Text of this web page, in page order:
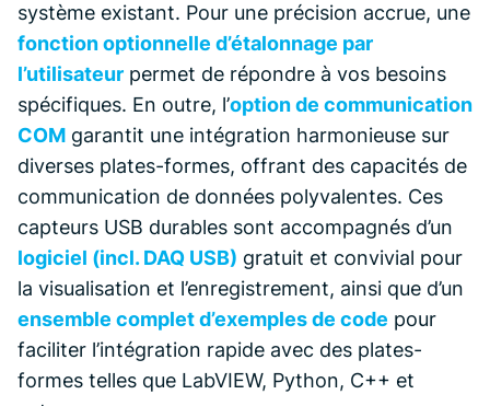
système existant. Pour une précision accrue, une
fonction optionnelle d’étalonnage par
l’utilisateur permet de répondre à vos besoins
spécifiques. En outre, l’option de communication
COM garantit une intégration harmonieuse sur
diverses plates-formes, offrant des capacités de
communication de données polyvalentes. Ces
capteurs USB durables sont accompagnés d’un
logiciel (incl. DAQ USB) gratuit et convivial pour
la visualisation et l’enregistrement, ainsi que d’un
ensemble complet d’exemples de code pour
faciliter l’intégration rapide avec des plates-
formes telles que LabVIEW, Python, C++ et